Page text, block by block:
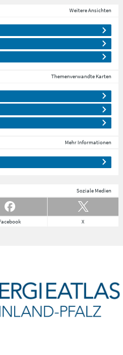
Weitere Ansichten
Themenverwandte Karten
Mehr Informationen
Soziale Medien
X